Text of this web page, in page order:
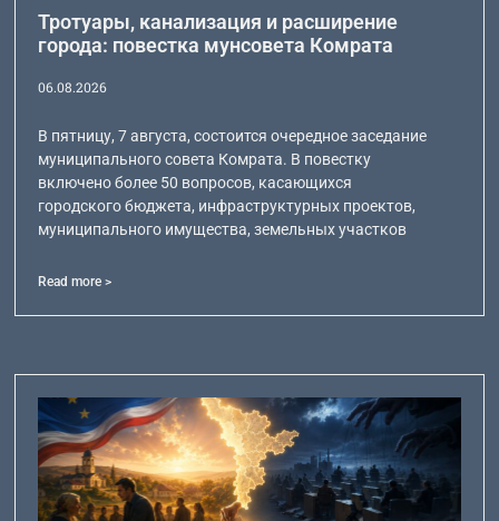
Тротуары, канализация и расширение
города: повестка мунсовета Комрата
06.08.2026
В пятницу, 7 августа, состоится очередное заседание
муниципального совета Комрата. В повестку
включено более 50 вопросов, касающихся
городского бюджета, инфраструктурных проектов,
муниципального имущества, земельных участков
Read more >